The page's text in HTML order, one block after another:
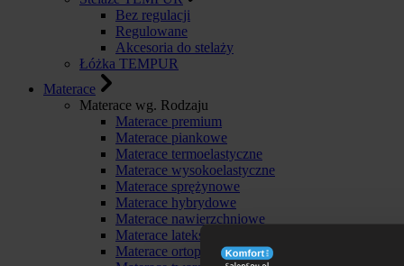
Bez regulacji
Regulowane
Akcesoria do stelaży
Łóżka TEMPUR
Materace
Materace wg. Rodzaju
Materace premium
Materace piankowe
Materace termoelastyczne
Materace wysokoelastyczne
Materace sprężynowe
Materace hybrydowe
Materace nawierzchniowe
Materace lateksowe
Materace ortopedyczne